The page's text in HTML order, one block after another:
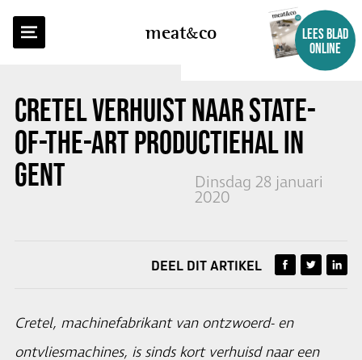
meatco
LEES BLAD
ONLINE
CRETEL VERHUIST NAAR STATE-
OF-THE-ART PRODUCTIEHAL IN
GENT
Dinsdag 28 januari
2020
TERUG NAAR OVERZICHT
DEEL DIT ARTIKEL
Cretel, machinefabrikant van ontzwoerd- en
ontvliesmachines, is sinds kort verhuisd naar een